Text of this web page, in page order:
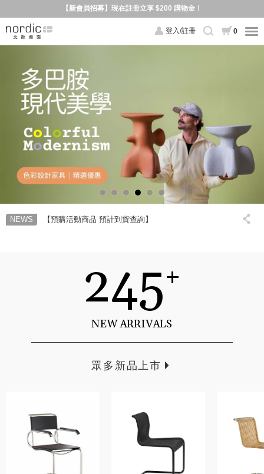
【新會員招募】現在註冊立享 $200 購物金！
登入/註冊 0
NEWS 【預購活動商品 預計到貨查詢】
245+
NEW ARRIVALS
眾多新品上市